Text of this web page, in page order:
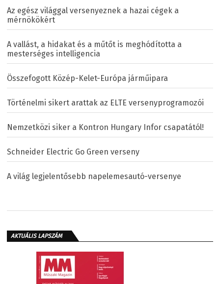
Az egész világgal versenyeznek a hazai cégek a
mérnökökért
A vallást, a hidakat és a műtőt is meghódította a
mesterséges intelligencia
Összefogott Közép-Kelet-Európa járműipara
Történelmi sikert arattak az ELTE versenyprogramozói
Nemzetközi siker a Kontron Hungary Infor csapatától!
Schneider Electric Go Green verseny
A világ legjelentősebb napelemesautó-versenye
AKTUÁLIS LAPSZÁM